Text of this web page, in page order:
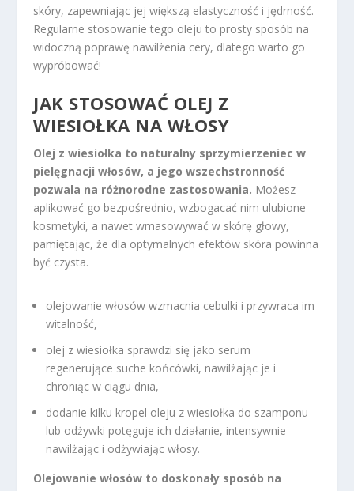
skóry, zapewniając jej większą elastyczność i jędrność.
Regularne stosowanie tego oleju to prosty sposób na
widoczną poprawę nawilżenia cery, dlatego warto go
wypróbować!
JAK STOSOWAĆ OLEJ Z
WIESIOŁKA NA WŁOSY
Olej z wiesiołka to naturalny sprzymierzeniec w
pielęgnacji włosów, a jego wszechstronność
pozwala na różnorodne zastosowania. Możesz
aplikować go bezpośrednio, wzbogacać nim ulubione
kosmetyki, a nawet wmasowywać w skórę głowy,
pamiętając, że dla optymalnych efektów skóra powinna
być czysta.
olejowanie włosów wzmacnia cebulki i przywraca im
witalność,
olej z wiesiołka sprawdzi się jako serum
regenerujące suche końcówki, nawilżając je i
chroniąc w ciągu dnia,
dodanie kilku kropel oleju z wiesiołka do szamponu
lub odżywki potęguje ich działanie, intensywnie
nawilżając i odżywiając włosy.
Olejowanie włosów to doskonały sposób na